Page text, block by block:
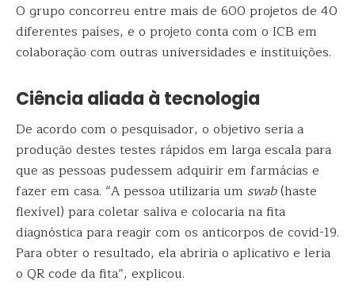
O grupo concorreu entre mais de 600 projetos de 40
diferentes países, e o projeto conta com o ICB em
colaboração com outras universidades e instituições.
Ciência aliada à tecnologia
De acordo com o pesquisador, o objetivo seria a
produção destes testes rápidos em larga escala para
que as pessoas pudessem adquirir em farmácias e
fazer em casa. “A pessoa utilizaria um swab(haste
flexível) para coletar saliva e colocaria na fita
diagnóstica para reagir com os anticorpos de covid-19.
Para obter o resultado, ela abriria o aplicativo e leria
o QR code da fita”, explicou.